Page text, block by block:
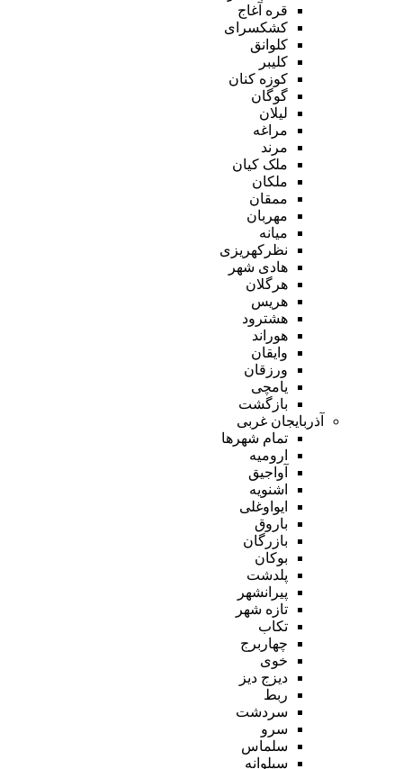
قره آغاج
کشکسرای
کلوانق
کلیبر
کوزه کنان
گوگان
لیلان
مراغه
مرند
ملک کیان
ملکان
ممقان
مهربان
میانه
نظرکهریزی
هادی شهر
هرگلان
هریس
هشترود
هوراند
وایقان
ورزقان
یامچی
بازگشت
آذربایجان غربی
تمام شهر‌ها
ارومیه
آواجیق
اشنویه
ایواوغلی
باروق
بازرگان
بوکان
پلدشت
پیرانشهر
تازه شهر
تکاب
چهاربرج
خوی
دیزج دیز
ربط
سردشت
سرو
سلماس
سیلوانه